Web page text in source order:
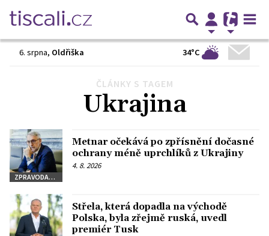
6. srpna, Oldřiška 34°C
ČLÁNKY S TAGEM
Ukrajina
ZPRAVODAJSTVÍ
Metnar očekává po zpřísnění dočasné
ochrany méně uprchlíků z Ukrajiny
4. 8. 2026
Střela, která dopadla na východě
Polska, byla zřejmě ruská, uvedl
premiér Tusk
… 302 Další